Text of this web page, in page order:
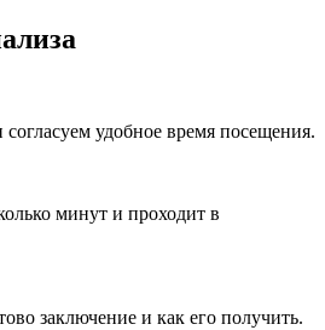
удобное время посещения.
минут и проходит в
заключение и как его получить.